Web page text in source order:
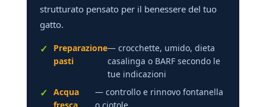
strutturato pensato per il benessere del tuo
gatto.
Preparazione
pasti
— crocchette, umido, dieta
casalinga o BARF secondo le
tue indicazioni
Acqua
fresca
— controllo e rinnovo fontanella
o ciotole